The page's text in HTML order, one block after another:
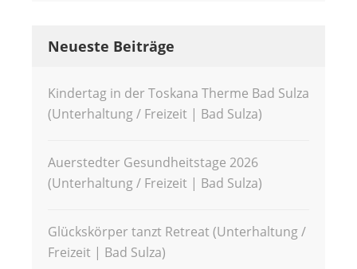
Neueste Beiträge
Kindertag in der Toskana Therme Bad Sulza
(Unterhaltung / Freizeit | Bad Sulza)
Auerstedter Gesundheitstage 2026
(Unterhaltung / Freizeit | Bad Sulza)
Glückskörper tanzt Retreat (Unterhaltung /
Freizeit | Bad Sulza)